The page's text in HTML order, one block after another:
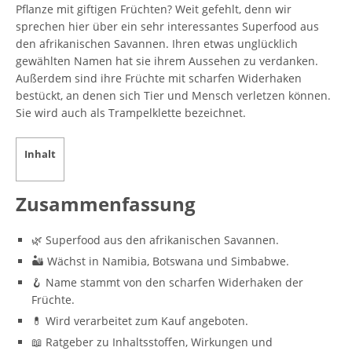
Pflanze mit giftigen Früchten? Weit gefehlt, denn wir
sprechen hier über ein sehr interessantes Superfood aus
den afrikanischen Savannen. Ihren etwas unglücklich
gewählten Namen hat sie ihrem Aussehen zu verdanken.
Außerdem sind ihre Früchte mit scharfen Widerhaken
bestückt, an denen sich Tier und Mensch verletzen können.
Sie wird auch als Trampelklette bezeichnet.
Inhalt
Zusammenfassung
🌿 Superfood aus den afrikanischen Savannen.
🏜️ Wächst in Namibia, Botswana und Simbabwe.
🪝 Name stammt von den scharfen Widerhaken der
Früchte.
💊 Wird verarbeitet zum Kauf angeboten.
📖 Ratgeber zu Inhaltsstoffen, Wirkungen und